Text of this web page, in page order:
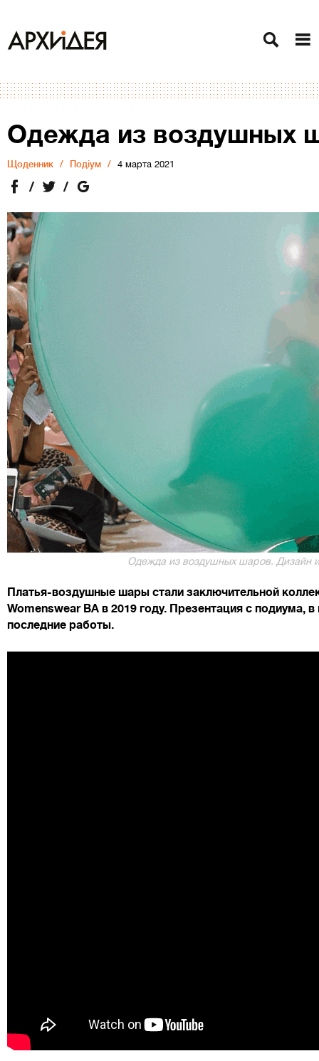
Одежда из воздушных
Щоденник Подіум 4 марта 2021
Одежда из воздушных шаров. Дизайн
Платья-воздушные шары стали заключительной
Womenswear BA в 2019 году. Презентация с подиума,
последние работы.